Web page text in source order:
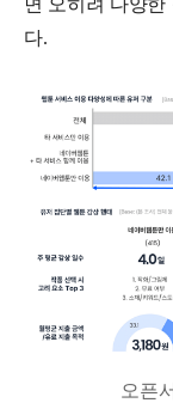
면 오히려 다양한
다.
오픈